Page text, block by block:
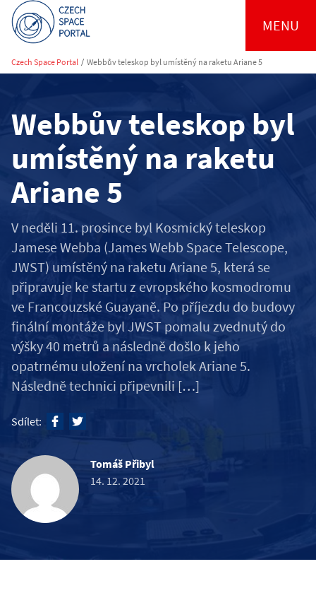
MENU
Czech Space Portal / Webbův teleskop byl umístěný na raketu Ariane 5
Webbův teleskop byl
umístěný na raketu
Ariane 5
V neděli 11. prosince byl Kosmický teleskop
Jamese Webba (James Webb Space Telescope,
JWST) umístěný na raketu Ariane 5, která se
připravuje ke startu z evropského kosmodromu
ve Francouzské Guayaně. Po příjezdu do budovy
finální montáže byl JWST pomalu zvednutý do
výšky 40 metrů a následně došlo k jeho
opatrnému uložení na vrcholek Ariane 5.
Následně technici připevnili […]
Sdílet:
Tomáš Přibyl
14. 12. 2021